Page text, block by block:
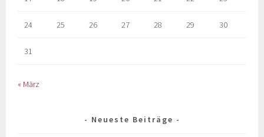
24 25 26 27 28 29 30
31
« März
Neueste Beiträge